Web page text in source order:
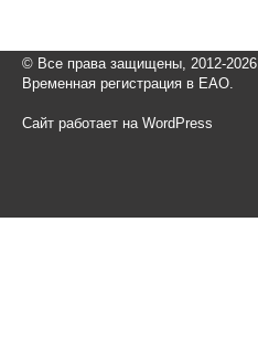
© Все права защищены, 2012-2026
Временная регистрация в ЕАО.
Сайт работает на WordPress